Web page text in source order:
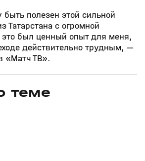
полезен этой сильной
Татарстана с огромной
это был ценный опыт для меня,
действительно трудным, —
«Матч ТВ».
теме